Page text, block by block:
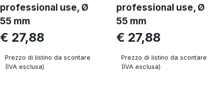
professional use, Ø
55 mm
€ 27,88
Prezzo di listino da scontare
(IVA esclusa)
professional use, Ø
55 mm
€ 27,88
Prezzo di listino da scontare
(IVA esclusa)